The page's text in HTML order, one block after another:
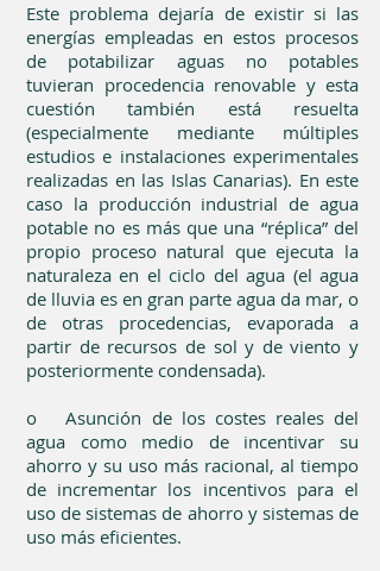
Este problema dejaría de existir si las
energías empleadas en estos procesos
de potabilizar aguas no potables
tuvieran procedencia renovable y esta
cuestión también está resuelta
(especialmente mediante múltiples
estudios e instalaciones experimentales
realizadas en las Islas Canarias). En este
caso la producción industrial de agua
potable no es más que una “réplica” del
propio proceso natural que ejecuta la
naturaleza en el ciclo del agua (el agua
de lluvia es en gran parte agua da mar, o
de otras procedencias, evaporada a
partir de recursos de sol y de viento y
posteriormente condensada).
o Asunción de los costes reales del
agua como medio de incentivar su
ahorro y su uso más racional, al tiempo
de incrementar los incentivos para el
uso de sistemas de ahorro y sistemas de
uso más eficientes.